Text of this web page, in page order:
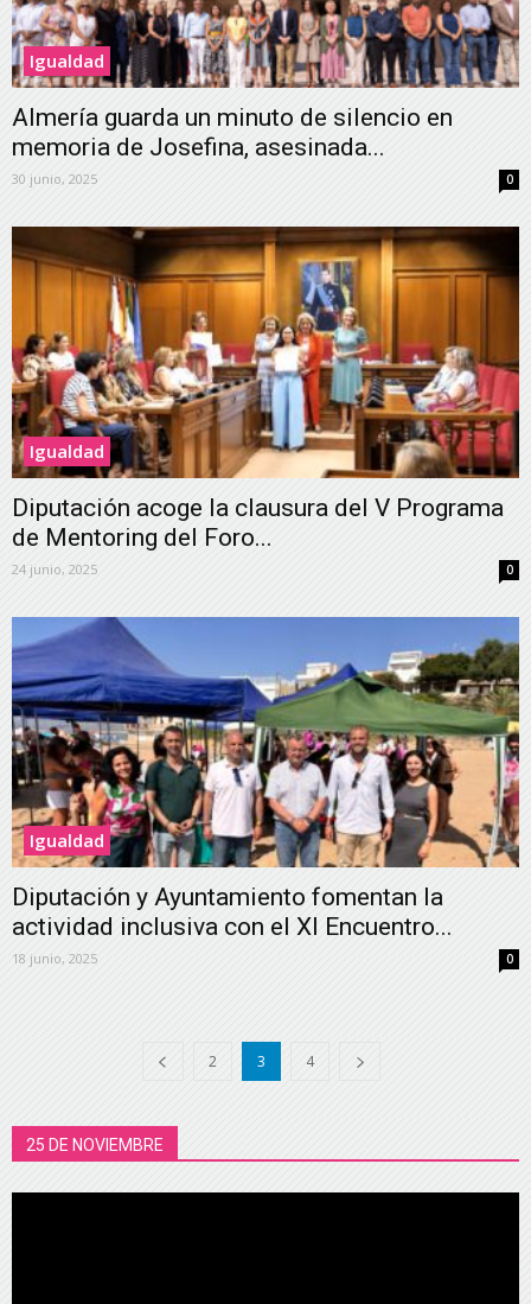
Igualdad
Almería guarda un minuto de silencio en
memoria de Josefina, asesinada...
30 junio, 2025 0
Igualdad
Diputación acoge la clausura del V Programa
de Mentoring del Foro...
24 junio, 2025 0
Igualdad
Diputación y Ayuntamiento fomentan la
actividad inclusiva con el XI Encuentro...
18 junio, 2025 0
2 3 4
25 DE NOVIEMBRE